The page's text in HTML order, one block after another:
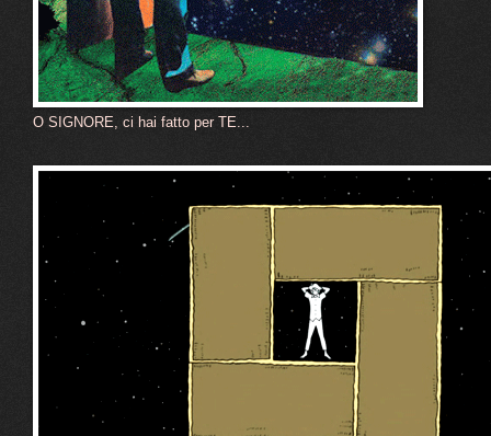
O SIGNORE, ci hai fatto per TE...